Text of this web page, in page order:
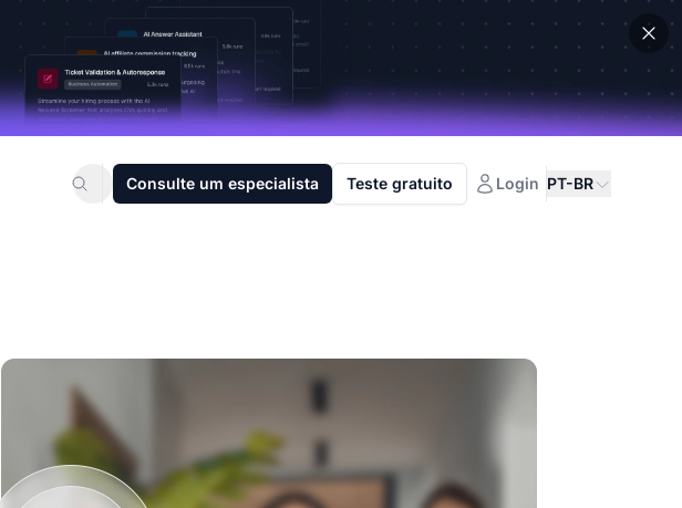
Consulte um especialista Teste gratuito Login PT-BR